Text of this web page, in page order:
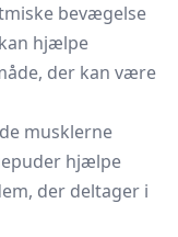
bevægelse
hjælpe
der kan være
musklerne
hjælpe
der deltager i